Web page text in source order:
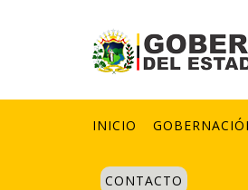
INICIO
CONTACTO